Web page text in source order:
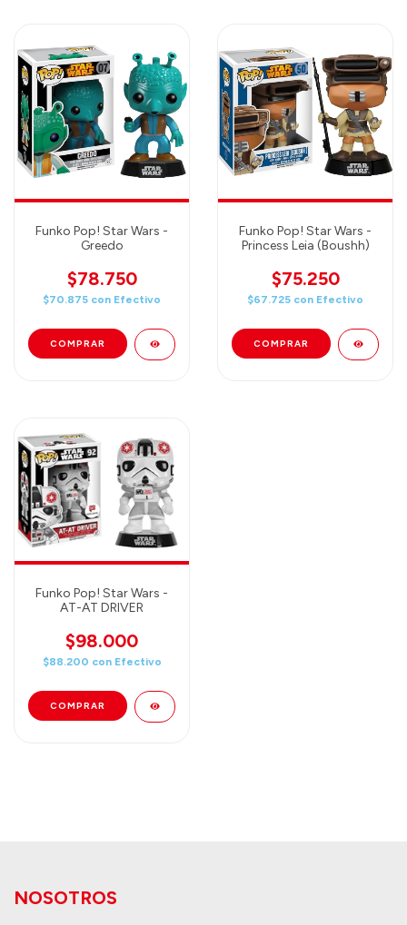
Funko Pop! Star Wars -
Greedo
$78.750
$70.875 con Efectivo
Funko Pop! Star Wars -
Princess Leia (Boushh)
$75.250
$67.725 con Efectivo
Funko Pop! Star Wars -
AT-AT DRIVER
$98.000
$88.200 con Efectivo
NOSOTROS